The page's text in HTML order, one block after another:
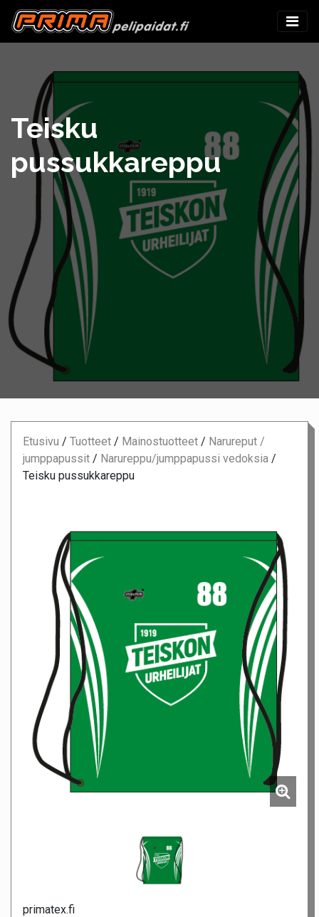
Teisku
pussukkareppu
Etusivu / Tuotteet / Mainostuotteet / Narureput /
jumppapussit / Narureppu/jumppapussi vedoksia /
Teisku pussukkareppu
primatex.fi